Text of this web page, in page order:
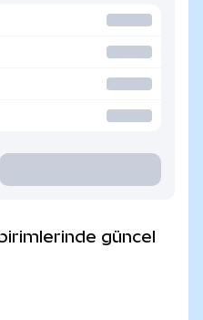
güncel